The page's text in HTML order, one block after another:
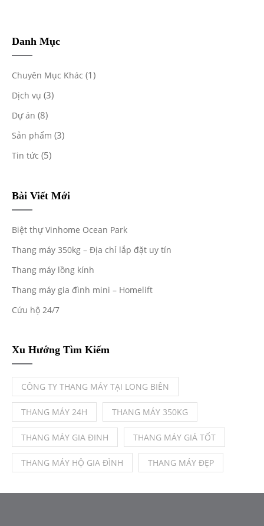
Danh Mục
Chuyên Mục Khác (1)
Dịch vụ (3)
Dự án (8)
Sản phẩm (3)
Tin tức (5)
Bài Viết Mới
Biệt thự Vinhome Ocean Park
Thang máy 350kg – Địa chỉ lắp đặt uy tín
Thang máy lồng kính
Thang máy gia đình mini – Homelift
Cứu hộ 24/7
Xu Hướng Tìm Kiếm
CÔNG TY THANG MÁY TẠI LONG BIÊN
THANG MÁY 24H THANG MÁY 350KG
THANG MÁY GIA ĐINH THANG MÁY GIÁ TỐT
THANG MÁY HỘ GIA ĐÌNH THANG MÁY ĐẸP